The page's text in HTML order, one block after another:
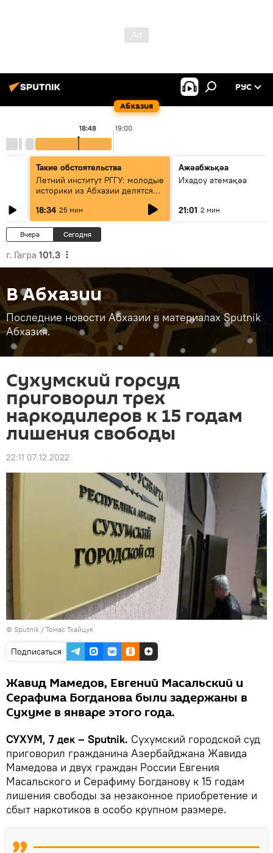
Абхазия
РУС
19:00
18:48
Такие обстоятельства
Летний институт РГГУ: молодые
историки из Абхазии делятся
18:34 25 мин
Ажәабжьқәа
Ихадоу атемақәа
21:01 2 мин
Вчера Сегодня
г. Гагра 101.3
В Абхазии
Последние новости Абхазии в материалах Sputnik
Абхазия.
Сухумский горсуд
приговорил трех
наркодилеров к 15 годам
лишения свободы
22:11 07.12.2022
© Sputnik / Томас Тхайцук
Подписаться
Жавид Мамедов, Евгений Масальский и
Серафима Богданова были задержаны в
Сухуме в январе этого года.
СУХУМ, 7 дек – Sputnik. Сухумский городской суд
приговорил гражданина Азербайджана Жавида
Мамедова и двух граждан России Евгения
Масальского и Серафиму Богданову к 15 годам
лишения свободы за незаконное приобретение и
сбыт наркотиков в особо крупном размере.